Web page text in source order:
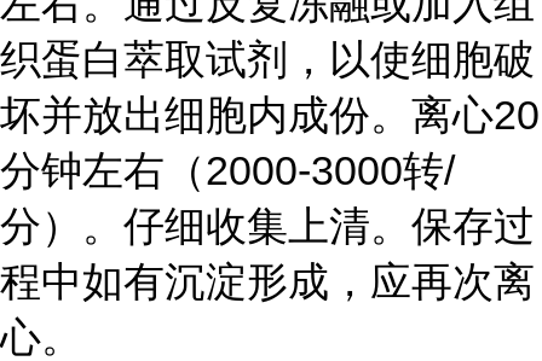
织蛋白萃取试剂，以使细胞破
坏并放出细胞内成份。离心20
分钟左右（2000-3000转/
分）。仔细收集上清。保存过
程中如有沉淀形成，应再次离
心。